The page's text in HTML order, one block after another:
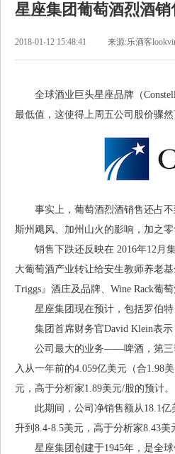
星座集团葡萄酒烈酒
2018-01-12 15:48:41 来源:乐酒客
全球酒业巨头星座品牌（
最低值，这使得上周五公司股价骤然
事实上，葡萄酒烈酒销售还占不
斯州飓风、加州山火的影响，加之
销售下跌还反映在 2016年12月集
大葡萄酒产业转让给安生教师养老
Triggs』酒庄及品牌、Wine Rack葡萄
星座集团现在预计，包括罗伯特·
集团首席财务官David Klein表示
公司最大的业务——啤酒，第三季
入从一年前的4.059亿美元（合1.98
元，高于分析家1.89美元/股的预计。
此期间，公司净销售额从18.1亿
升到8.4-8.5美元，高于分析家8.43美
星座集团创建于1945年，是全球